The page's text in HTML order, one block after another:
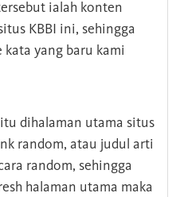
ialah konten
KBBI ini, sehingga
yang baru kami
dihalaman utama situs
random, atau judul arti
random, sehingga
halaman utama maka